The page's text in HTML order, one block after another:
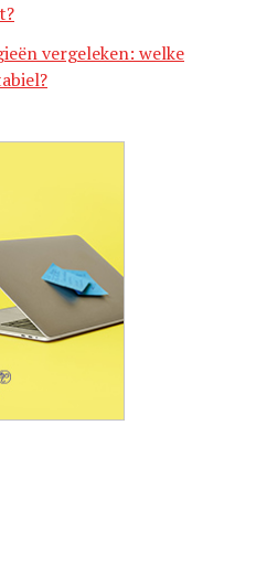
vergeleken: welke